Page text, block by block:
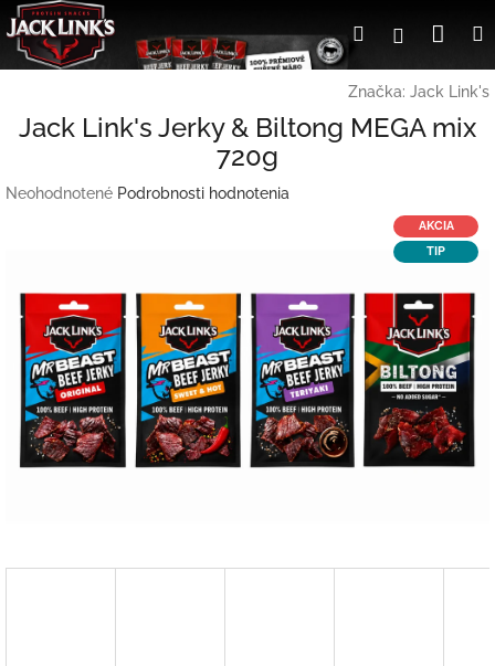
Prejsť
na
obsah
Hľadať
Značka: Jack Link's
Jack Link's Jerky & Biltong MEGA mix
720g
Priemerné
hviezdičiek.
Neohodnotené Podrobnosti hodnotenia
AKCIA
TIP